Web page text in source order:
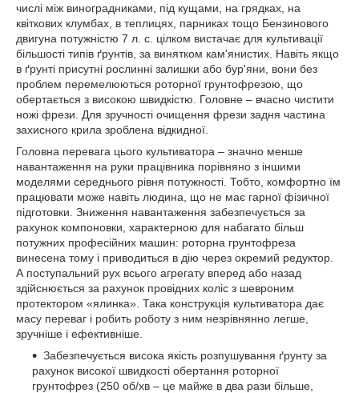
числі між виноградниками, під кущами, на грядках, на
квіткових клумбах, в теплицях, парниках тощо Бензинового
двигуна потужністю 7 л. с. цілком вистачає для культивації
більшості типів ґрунтів, за винятком кам'янистих. Навіть якщо
в ґрунті присутні рослинні залишки або бур'яни, вони без
проблем перемелюються роторної грунтофрезою, що
обертається з високою швидкістю. Головне – вчасно чистити
ножі фрези. Для зручності очищення фрези задня частина
захисного крила зроблена відкидної.
Головна перевага цього культиватора – значно менше
навантаження на руки працівника порівняно з іншими
моделями середнього рівня потужності. Тобто, комфортно їм
працювати може навіть людина, що не має гарної фізичної
підготовки. Зниження навантаження забезпечується за
рахунок компоновки, характерною для набагато більш
потужних професійних машин: роторна грунтофреза
винесена тому і приводиться в дію через окремий редуктор.
А поступальний рух всього агрегату вперед або назад
здійснюється за рахунок провідних коліс з шевроним
протектором «ялинка». Така конструкція культиватора дає
масу переваг і робить роботу з ним незрівнянно легше,
зручніше і ефективніше.
Забезпечується висока якість розпушування ґрунту за
рахунок високої швидкості обертання роторної
грунтофрез (250 об/хв – це майже в два рази більше,